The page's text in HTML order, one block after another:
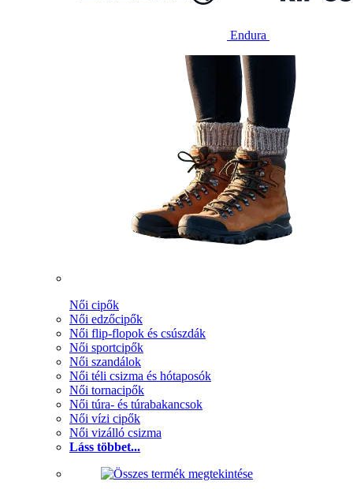
Endura
Női cipők
Női edzőcipők
Női flip-flopok és csúszdák
Női sportcipők
Női szandálok
Női téli csizma és hótaposók
Női tornacipők
Női túra- és túrabakancsok
Női vízi cipők
Női vizálló csizma
Láss többet...